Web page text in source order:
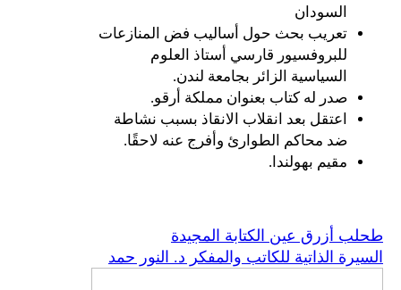
السودان
تعريب بحث حول أساليب فض المنازعات
للبروفسيور قارسي أستاذ العلوم
السياسية الزائر بجامعة لندن.
صدر له كتاب بعنوان مملكة أرقو.
اعتقل بعد انقلاب الانقاذ بسبب نشاطة
ضد محاكم الطوارئ وأفرج عنه لاحقًا.
مقيم بهولندا.
طحلب أزرق عين الكتابة المجيدة
السيرة الذاتية للكاتب والمفكر د. النور حمد